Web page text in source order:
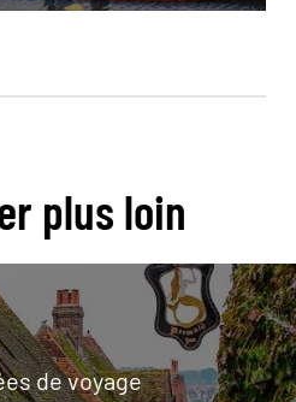
plus loin
de voyage